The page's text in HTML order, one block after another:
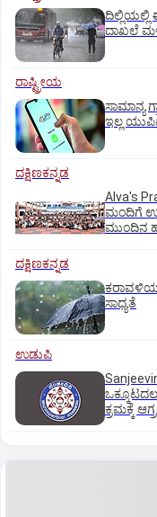
ದಿಲ್ಲಿಯಲ್ಲಿ
ದಾಖಲೆ
ರಾಷ್ಟ್ರೀಯ
ಸಾಮಾನ್ಯ
ಇಲ್ಲ
ದಕ್ಷಿಣಕನ್ನಡ
Alva's
ಮಂದಿಗೆ
ಮುಂದಿನ
ದಕ್ಷಿಣಕನ್ನಡ
ಸಾಧ್ಯತೆ
ಉಡುಪಿ
ಕ್ರಮಕ್ಕೆ